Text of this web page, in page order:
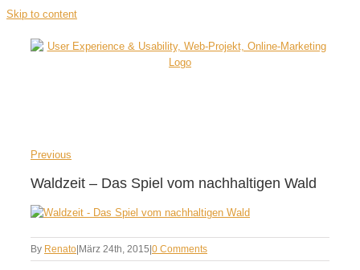
Skip to content
Previous
Waldzeit – Das Spiel vom nachhaltigen Wald
By Renato März 24th, 2015 0 Comments